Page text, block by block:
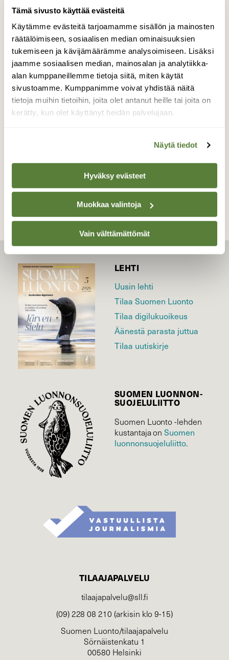
Tämä sivusto käyttää evästeitä
Käytämme evästeitä tarjoamamme sisällön ja mainosten
räätälöimiseen, sosiaalisen median ominaisuuksien
tukemiseen ja kävijämäärämme analysoimiseen. Lisäksi
jaamme sosiaalisen median, mainosalan ja analytiikka-
alan kumppaneillemme tietoja siitä, miten käytät
sivustoamme. Kumppanimme voivat yhdistää näitä
tietoja muihin tietoihin, joita olet antanut heille tai joita on
kerätty, kun olet käyttänyt heidän palvelujaan.
Näytä tiedot
Hyväksy evästeet
Muokkaa valintoja
Vain välttämättömät
Ruka
Pietaryrtti kukoistaa ja kimalainen lentää.
On kesä Kuusamossa
Valokuvaaja: Kaarlo Asikainen, Kuusamo, Ruka
TAKAISIN LISTAAN
LEHTI
Uusin lehti
Tilaa Suomen Luonto
Tilaa digilukuoikeus
Äänestä parasta juttua
Tilaa uutiskirje
SUOMEN LUONNON­
SUOJELU­LIITTO
Suomen Luonto -lehden
kustantaja onSuomen
luonnonsuojelu­liitto.
TILAAJAPALVELU
tilaajapalvelu@sll.fi
(09) 228 08 210 (arkisin klo 9-15)
Suomen Luonto/tilaajapalvelu
Sörnäistenkatu 1
00580 Helsinki